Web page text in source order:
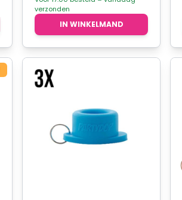
verzonden
IN WINKELMAND